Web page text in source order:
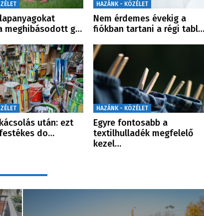
meghibásodott g…
HAZÁNK - KÖZÉLET
Nem érdemes évekig a
fiókban tartani a régi tabl…
után: ezt
do…
HAZÁNK - KÖZÉLET
Egyre fontosabb a
textilhulladék megfelelő
kezel…